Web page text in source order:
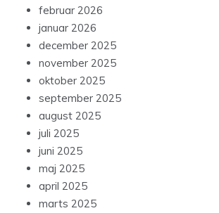
februar 2026
januar 2026
december 2025
november 2025
oktober 2025
september 2025
august 2025
juli 2025
juni 2025
maj 2025
april 2025
marts 2025